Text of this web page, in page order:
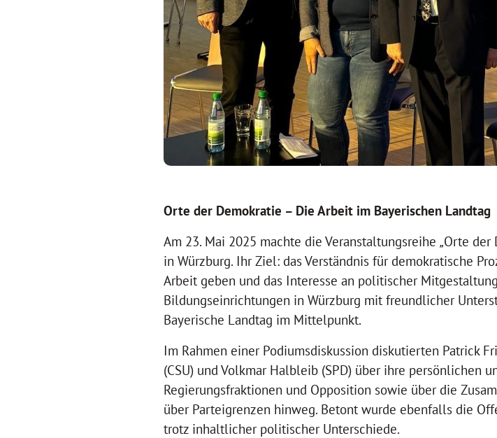
Orte der Demokratie – Die Arbeit im Bayerischen Landtag
Am 23. Mai 2025 machte die Veranstaltungsreihe „Orte der
in Würzburg. Ihr Ziel: das Verständnis für demokratische
Arbeit geben und das Interesse an politischer
Bildungseinrichtungen in Würzburg mit freundlicher
Bayerische Landtag im Mittelpunkt.
Im Rahmen einer Podiumsdiskussion diskutierten Patrick
(CSU) und Volkmar Halbleib (SPD) über ihre persönlichen
Regierungsfraktionen und Opposition sowie über die
über Parteigrenzen hinweg. Betont wurde ebenfalls die
trotz inhaltlicher politischer Unterschiede.